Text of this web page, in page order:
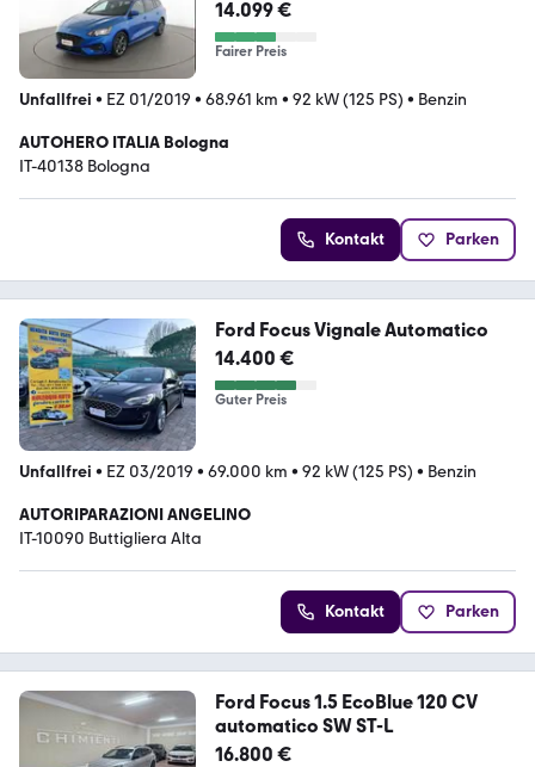
14.099 €
Fairer Preis
Unfallfrei • EZ 01/2019 • 68.961 km • 92 kW (125 PS) • Benzin
AUTOHERO ITALIA Bologna
IT-40138 Bologna
Kontakt Parken
Ford Focus Vignale Automatico
14.400 €
Guter Preis
Unfallfrei • EZ 03/2019 • 69.000 km • 92 kW (125 PS) • Benzin
AUTORIPARAZIONI ANGELINO
IT-10090 Buttigliera Alta
Kontakt Parken
Ford Focus 1.5 EcoBlue 120 CV
automatico SW ST-L
16.800 €